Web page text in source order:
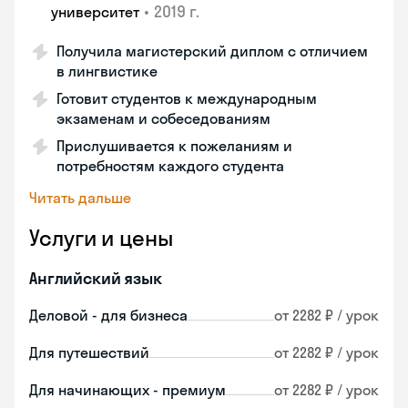
университет • 2019 г.
Получила магистерский диплом с отличием
в лингвистике
Готовит студентов к международным
экзаменам и собеседованиям
Прислушивается к пожеланиям и
потребностям каждого студента
Читать дальше
Услуги и цены
Английский язык
Деловой - для бизнеса от 2282 ₽ / урок
Для путешествий от 2282 ₽ / урок
Для начинающих - премиум от 2282 ₽ / урок